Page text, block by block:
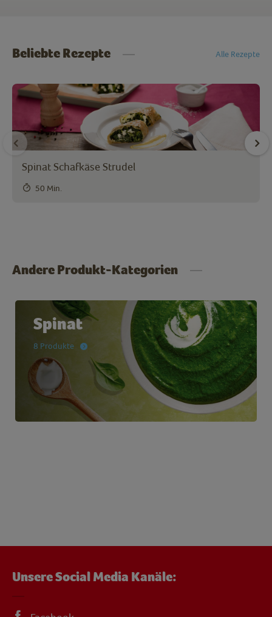
Beliebte Rezepte Alle Rezepte
Spinat Schafkäse Strudel
50 Min.
Andere Produkt-Kategorien
Spinat
8 Produkte
Unsere Social Media Kanäle: